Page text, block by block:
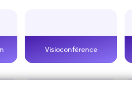
Visioconférence